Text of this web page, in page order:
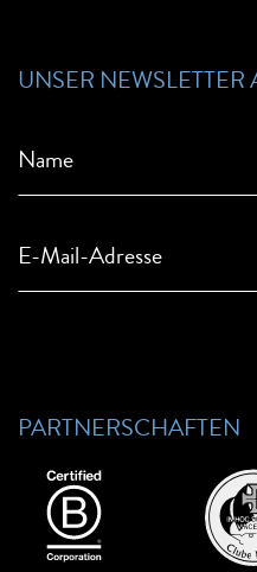
UNSER
Name
E-Mail-Adresse
PARTNERSCHAFTEN